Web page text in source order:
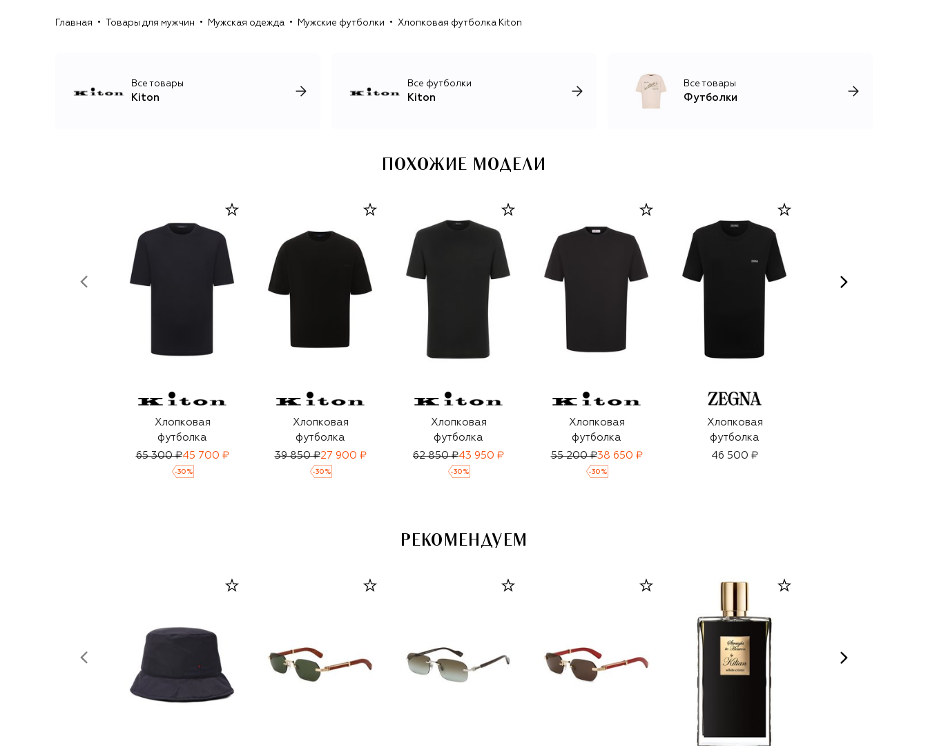
трикотаж, лаконичные брючные костюмы для мужчин и
Главная Товары для мужчин Мужская одежда Мужские футболки Хлопковая футболка Kiton
Все товары
Kiton
Все футболки
Kiton
Все товары
Футболки
ПОХОЖИЕ МОДЕЛИ
Хлопковая
футболка
65 300 ₽45 700 ₽
-30 %
Хлопковая
футболка
39 850 ₽27 900 ₽
-30 %
Хлопковая
футболка
62 850 ₽43 950 ₽
-30 %
Хлопковая
футболка
55 200 ₽38 650 ₽
-30 %
Хлопковая
футболка
46 500 ₽
РЕКОМЕНДУЕМ